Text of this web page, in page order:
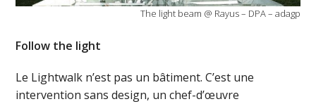
The light beam @ Rayus – DPA – adagp
Follow the light
Le Lightwalk n’est pas un bâtiment. C’est une
intervention sans design, un chef-d’œuvre